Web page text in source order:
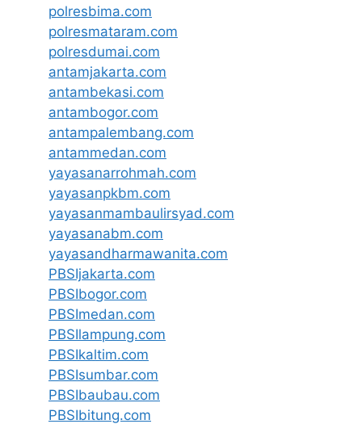
polresbima.com
polresmataram.com
polresdumai.com
antamjakarta.com
antambekasi.com
antambogor.com
antampalembang.com
antammedan.com
yayasanarrohmah.com
yayasanpkbm.com
yayasanmambaulirsyad.com
yayasanabm.com
yayasandharmawanita.com
PBSIjakarta.com
PBSIbogor.com
PBSImedan.com
PBSIlampung.com
PBSIkaltim.com
PBSIsumbar.com
PBSIbaubau.com
PBSIbitung.com